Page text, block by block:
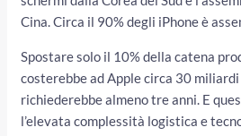
Cina. Circa il 90% degli iPhone è
Spostare solo il 10% della catena
costerebbe ad Apple circa 30
richiederebbe almeno tre anni. E
l’elevata complessità logistica e